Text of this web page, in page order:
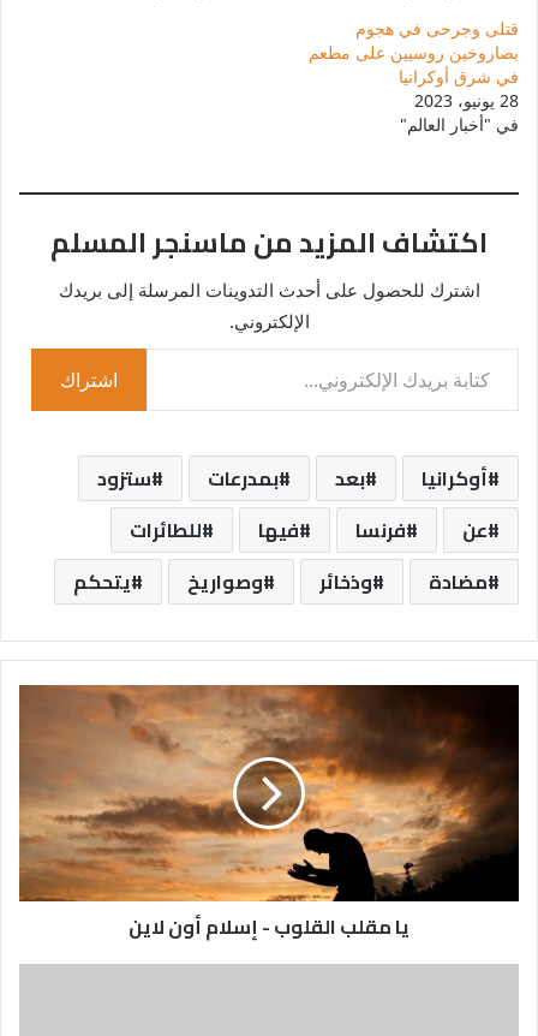
قتلى وجرحى في هجوم
بصاروخين روسيين على مطعم
في شرق أوكرانيا
28 يونيو، 2023
في "أخبار العالم"
اكتشاف المزيد من ماسنجر المسلم
اشترك للحصول على أحدث التدوينات المرسلة إلى بريدك
الإلكتروني.
كتابة بريدك الإلكتروني...
اشتراك
أوكرانيا بعد بمدرعات
ستزود
عن
فرنسا فيها
للطائرات
مضادة
وذخائر وصواريخ يتحكم
يا مقلب القلوب - إسلام أون لاين